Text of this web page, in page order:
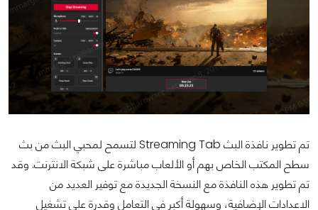
تم تطوير نافذة البث Streaming Tab لتسمح لمحبي البث من بث
سطح المكتب الخاص بهم أو الألعاب مباشرة على شبكة الانترنت. وقد
تم تطوير هذه النافذة مع النسخة الجديدة مع توفير العديد من
الاعدادات الإضافية، وسهولة أكبر في التعامل وقدرة على تشغيل